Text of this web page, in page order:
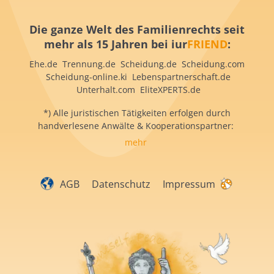
Die ganze Welt des Familienrechts seit
mehr als 15 Jahren bei iurFRIEND:
Ehe.de Trennung.de Scheidung.de Scheidung.com
Scheidung-online.ki Lebenspartnerschaft.de
Unterhalt.com EliteXPERTS.de
*) Alle juristischen Tätigkeiten erfolgen durch
handverlesene Anwälte & Kooperationspartner:
mehr
AGB Datenschutz Impressum